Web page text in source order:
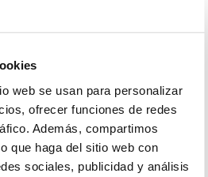
web se usan para personalizar
ofrecer funciones de redes
Además, compartimos
que haga del sitio web con
sociales, publicidad y análisis